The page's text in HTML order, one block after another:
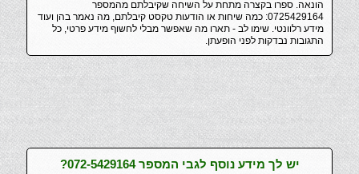
הונאה. ספרו בקצרה מתחת על השיחה שקיבלתם מהמספר
0725429164: כמה שיחות או הודעות טקסט קיבלתם, מה נאמר בהן ועוד
מידע רלוונטי. שימו לב - תארו מה שאפשר מבלי לחשוף מידע פרטי, כל
התגובות נבדקות לפני הופעתן.
יש לך מידע נוסף לגבי המספר 072-5429164?